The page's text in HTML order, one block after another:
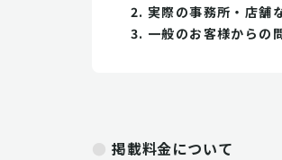
実際の事務所・店舗
一般のお客様からの
掲載料金について